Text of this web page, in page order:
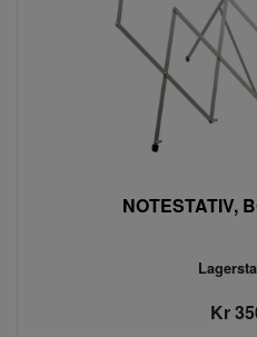
NOTESTATIV,
Kr